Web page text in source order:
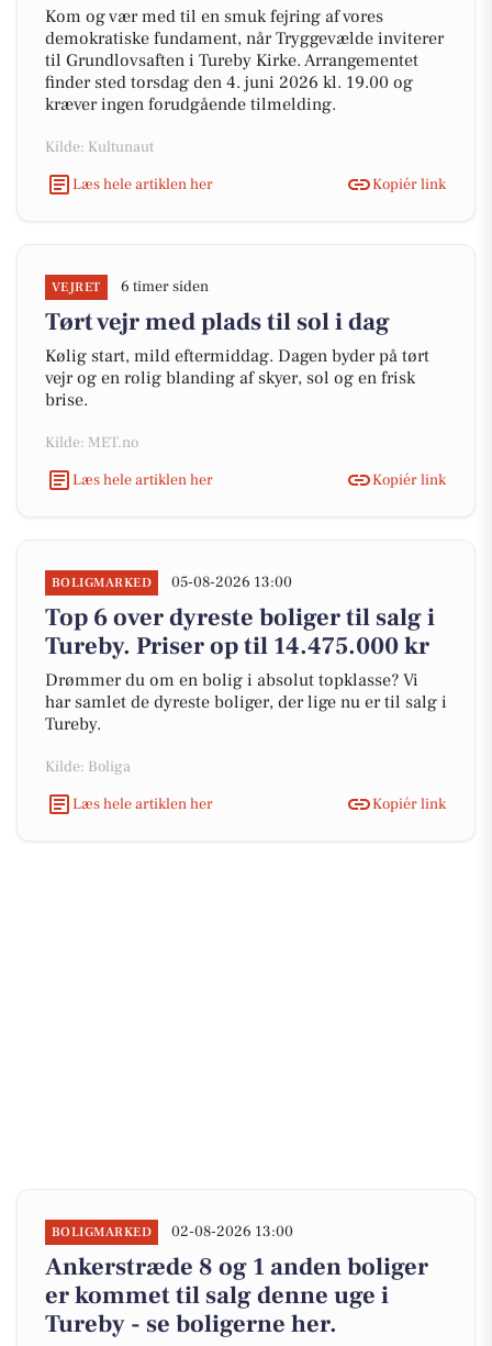
Kom og vær med til en smuk fejring af vores
demokratiske fundament, når Tryggevælde inviterer
til Grundlovsaften i Tureby Kirke. Arrangementet
finder sted torsdag den 4. juni 2026 kl. 19.00 og
kræver ingen forudgående tilmelding.
Kilde: Kultunaut
Læs hele artiklen her
Kopiér link
VEJRET 6 timer siden
Tørt vejr med plads til sol i dag
Kølig start, mild eftermiddag. Dagen byder på tørt
vejr og en rolig blanding af skyer, sol og en frisk
brise.
Kilde: MET.no
Læs hele artiklen her
Kopiér link
BOLIGMARKED 05-08-2026 13:00
Top 6 over dyreste boliger til salg i
Tureby. Priser op til 14.475.000 kr
Drømmer du om en bolig i absolut topklasse? Vi
har samlet de dyreste boliger, der lige nu er til salg i
Tureby.
Kilde: Boliga
Læs hele artiklen her
Kopiér link
BOLIGMARKED 02-08-2026 13:00
Ankerstræde 8 og 1 anden boliger
er kommet til salg denne uge i
Tureby - se boligerne her.